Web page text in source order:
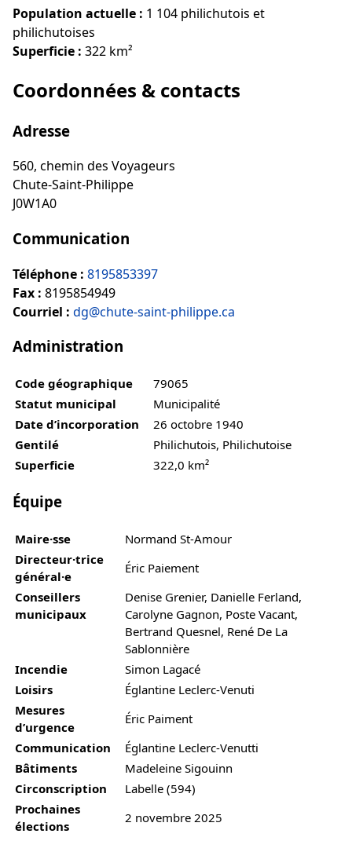
Population actuelle : 1 104 philichutois et
philichutoises
Superficie : 322 km²
Coordonnées & contacts
Adresse
560, chemin des Voyageurs
Chute-Saint-Philippe
J0W1A0
Communication
Téléphone : 8195853397
Fax : 8195854949
Courriel : dg@chute-saint-philippe.ca
Administration
Code géographique
79065
Statut municipal
Municipalité
Date d’incorporation
26 octobre 1940
Gentilé
Philichutois, Philichutoise
Superficie
322,0 km²
Équipe
Maire·sse
Normand St-Amour
Directeur·trice
général·e
Éric Paiement
Conseillers
municipaux
Denise Grenier, Danielle Ferland,
Carolyne Gagnon, Poste Vacant,
Bertrand Quesnel, René De La
Sablonnière
Incendie
Simon Lagacé
Loisirs
Églantine Leclerc-Venuti
Mesures
d’urgence
Éric Paiment
Communication
Églantine Leclerc-Venutti
Bâtiments
Madeleine Sigouinn
Circonscription
Labelle (594)
Prochaines
élections
2 novembre 2025